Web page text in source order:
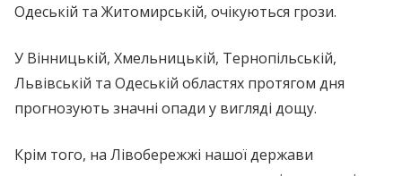
Одеській та Житомирській, очікуються грози.
У Вінницькій, Хмельницькій, Тернопільській,
Львівській та Одеській областях протягом дня
прогнозують значні опади у вигляді дощу.
Крім того, на Лівобережжі нашої держави